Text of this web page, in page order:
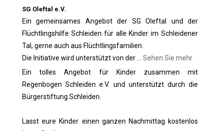
SG Oleftal e.V.
Ein gemeinsames Angebot der SG Oleftal und der
Flüchtlingshilfe Schleiden für alle Kinder im Schleidener
Tal, gerne auch aus Flüchtlingsfamilien.
Die Initiative wird unterstützt von der
Sehen Sie mehr
Ein tolles Angebot für Kinder zusammen mit
Regenbogen Schleiden e.V. und unterstützt durch die
Bürgerstiftung Schleiden.
Lasst eure Kinder einen ganzen Nachmittag kostenlos